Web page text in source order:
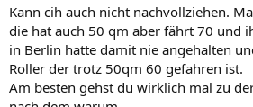
Kann cih auch nicht nachvollziehen.
die hat auch 50 qm aber fährt 70 und
in Berlin hatte damit nie angehalten
Roller der trotz 50qm 60 gefahren ist.
Am besten gehst du wirklich mal zu